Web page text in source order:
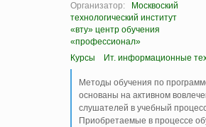
Организатор:
Москвоский
технологический институт
«вту» центр обучения
«профессионал»
Курсы
Ит. информационные
Методы обучения по
основаны на активном
слушателей в учебный
Приобретаемые в процессе